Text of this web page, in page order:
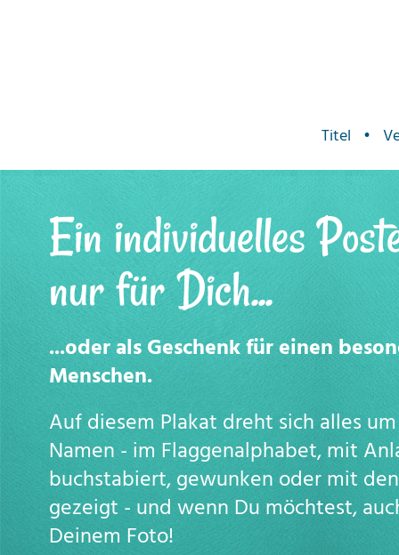
Titel •
Ein individuelles
nur für Dich...
...oder als Geschenk für einen
Menschen.
Auf diesem Plakat dreht sich alles
Namen - im Flaggenalphabet, mit
buchstabiert, gewunken oder mit
gezeigt - und wenn Du möchtest,
Deinem Foto!